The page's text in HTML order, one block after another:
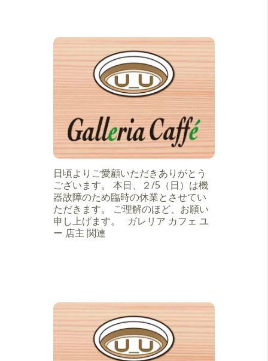
日頃よりご愛顧いただきありがとう
ございます。 本日、２/5（日）は機
器故障のため臨時の休業とさせてい
ただきます。 ご理解のほど、お願い
申し上げます。 ガレリア カフェ ユ
ー 店主 関連